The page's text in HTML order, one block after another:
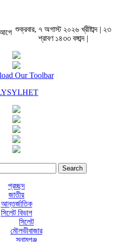
আগে শুক্রবার, ৭ অগাস্ট ২০২৬ খ্রীষ্টাব্দ | ২৩
শ্রাবণ ১৪৩৩ বঙ্গাব্দ |
Our Toolbar
প্রচ্ছদ
জাতীয়
আন্তর্জাতিক
সিলেট বিভাগ
সিলেট
মৌলভীবাজার
সুনামগঞ্জ